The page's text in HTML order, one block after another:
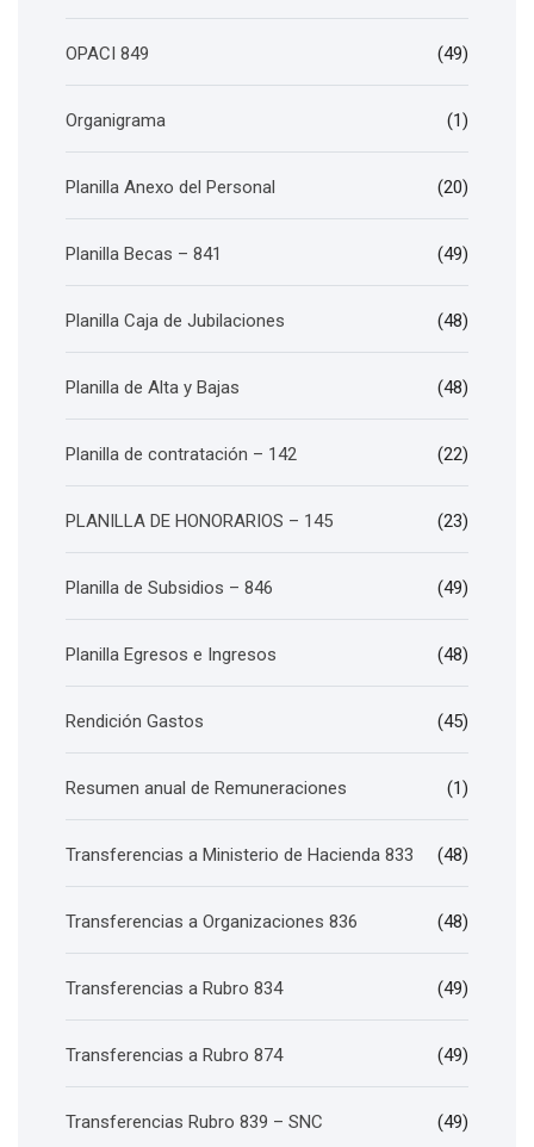
OPACI 849 (49)
Organigrama (1)
Planilla Anexo del Personal (20)
Planilla Becas – 841 (49)
Planilla Caja de Jubilaciones (48)
Planilla de Alta y Bajas (48)
Planilla de contratación – 142 (22)
PLANILLA DE HONORARIOS – 145 (23)
Planilla de Subsidios – 846 (49)
Planilla Egresos e Ingresos (48)
Rendición Gastos (45)
Resumen anual de Remuneraciones (1)
Transferencias a Ministerio de Hacienda 833 (48)
Transferencias a Organizaciones 836 (48)
Transferencias a Rubro 834 (49)
Transferencias a Rubro 874 (49)
Transferencias Rubro 839 – SNC (49)